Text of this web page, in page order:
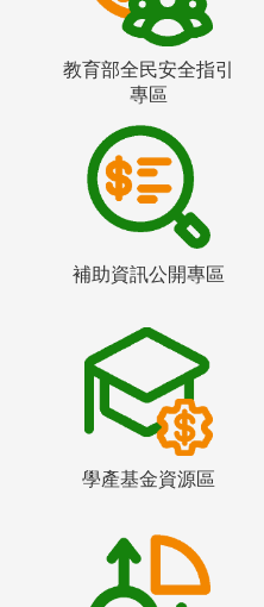
教育部全民安全指引
專區
補助資訊公開專區
學產基金資源區